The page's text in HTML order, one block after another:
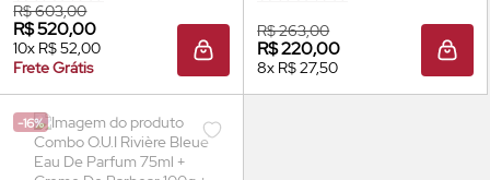
R$ 603,00
R$ 520,00
10x R$ 52,00
Frete Grátis
ADICIONAR À SACOLA
R$ 263,00
R$ 220,00
8x R$ 27,50
-16%